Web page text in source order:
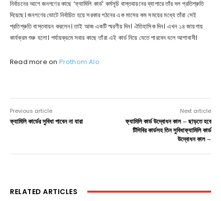
নির্বাচনের আগে জনগণের কাছে ‘ফ্যামিলি কার্ড’ কর্মসূচি বাস্তবায়নের ব্যাপারে তাঁর দল প্রতিশ্রুতি
দিয়েছে। জনগণের ভোটে নির্বাচিত হয়ে সরকার গঠনের এক মাসের কম সময়ের মধ্যে তাঁরা সেই
প্রতিশ্রুতি বাস্তবায়ন করলেন। তাই আজ একটি স্মরণীয় দিন। ঐতিহাসিক দিন। এখন ১৪ জায়গায়
কার্যক্রম শুরু হলো। পর্যায়ক্রমে সবার কাছে তাঁরা এই কার্ড নিয়ে যেতে পারবেন বলে আশাবাদী।
Read more on Prothom Alo
Previous article
ফ্যামিলি কার্ডের সুবিধা পাবেন না যারা
Next article
ফ্যামিলি কার্ড উদ্বোধন কাল – ছাড়তে হবে
টিসিবির কার্ডসহ তিন সুবিধাফ্যামিলি কার্ড
উদ্বোধন কাল –
RELATED ARTICLES